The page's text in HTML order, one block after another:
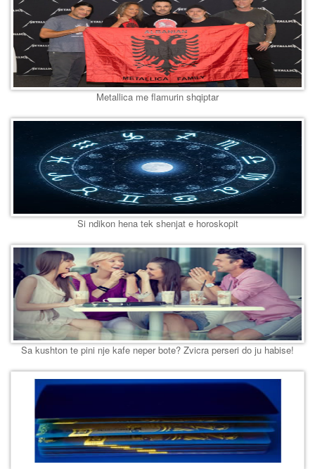
Metallica me flamurin shqiptar
Si ndikon hena tek shenjat e horoskopit
Sa kushton te pini nje kafe neper bote? Zvicra perseri do ju habise!